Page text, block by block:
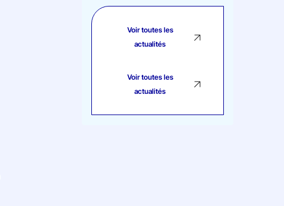
Voir toutes les
actualités
Voir toutes les
actualités